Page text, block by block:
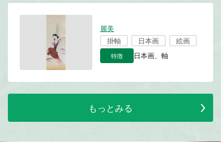
麗美
掛軸
日本画 絵画
特徴 日本画、軸
もっとみる